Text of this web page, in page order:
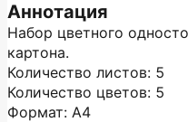
Аннотация
Набор цветного
картона.
Количество листов: 5
Количество цветов: 5
Формат: А4